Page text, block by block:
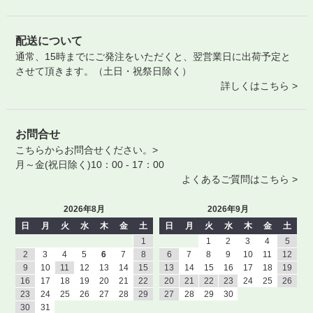
配送について
通常、15時までにご発注をいただくと、翌営業日に出荷予定と
させて頂きます。（土日・祝祭日除く）
詳しくはこちら >
お問合せ
こちらからお問合せください。>
月～金(祝日除く)10：00 - 17：00
よくあるご質問はこちら >
2026年8月
日
月 火 水 木 金
土
1
2
3 4 5 6 7
8
9
10 11 12 13 14
15
16
17 18 19 20 21
22
23
24 25 26 27 28
29
30
31
2026年9月
日
月 火 水 木 金
土
1
2 3 4
5
6
7 8 9 10 11
12
13
14 15 16 17 18
19
20
21 22 23 24 25
26
27
28 29 30